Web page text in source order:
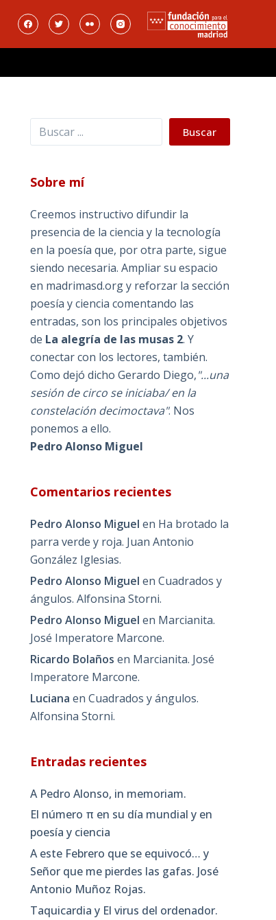
Buscar Buscar
Sobre mí
Creemos instructivo difundir la
presencia de la ciencia y la tecnología
en la poesía que, por otra parte, sigue
siendo necesaria. Ampliar su espacio
en madrimasd.org y reforzar la sección
poesía y ciencia comentando las
entradas, son los principales objetivos
de La alegría de las musas 2. Y
conectar con los lectores, también.
Como dejó dicho Gerardo Diego,"...una
sesión de circo se iniciaba/ en la
constelación decimoctava". Nos
ponemos a ello.
Pedro Alonso Miguel
Comentarios recientes
Pedro Alonso Miguel en Ha brotado la
parra verde y roja. Juan Antonio
González Iglesias.
Pedro Alonso Miguel enCuadrados y
ángulos. Alfonsina Storni.
Pedro Alonso Miguel en Marcianita.
José Imperatore Marcone.
Ricardo Bolaños en Marcianita. José
Imperatore Marcone.
Luciana enCuadrados y ángulos.
Alfonsina Storni.
Entradas recientes
A Pedro Alonso, in memoriam.
El número π en su día mundial y en
poesía y ciencia
A este Febrero que se equivocó… y
Señor que me pierdes las gafas. José
Antonio Muñoz Rojas.
Taquicardia y El virus del ordenador.